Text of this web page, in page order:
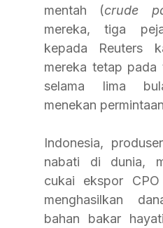
mentah (crude
mereka, tiga
kepada Reuters
mereka tetap pada
selama lima
menekan
Indonesia,
nabati di dunia,
cukai ekspor
menghasilkan
bahan bakar